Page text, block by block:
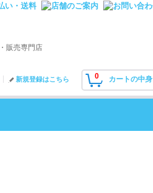
販売専門店
0 カートの中身
新規登録はこちら